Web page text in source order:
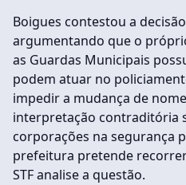
Boigues contestou a
argumentando que o
as Guardas Municipais
podem atuar no
impedir a mudança de
interpretação contraditória
corporações na segurança
prefeitura pretende
STF analise a questão.